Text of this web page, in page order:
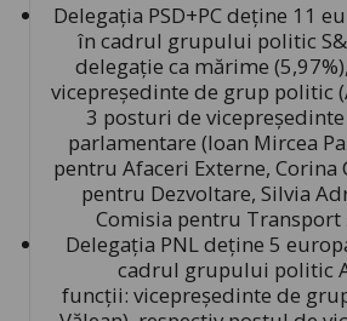
Delegaţia PSD+PC deţine 11
în cadrul grupului politic
delegaţie ca mărime
vicepreşedinte de grup politic
3 posturi de
parlamentare (Ioan Mircea
pentru Afaceri Externe, Corina
pentru Dezvoltare, Silvia
Comisia pentru Transport
Delegaţia PNL deţine 5
cadrul grupului politic
funcţii: vicepreşedinte de